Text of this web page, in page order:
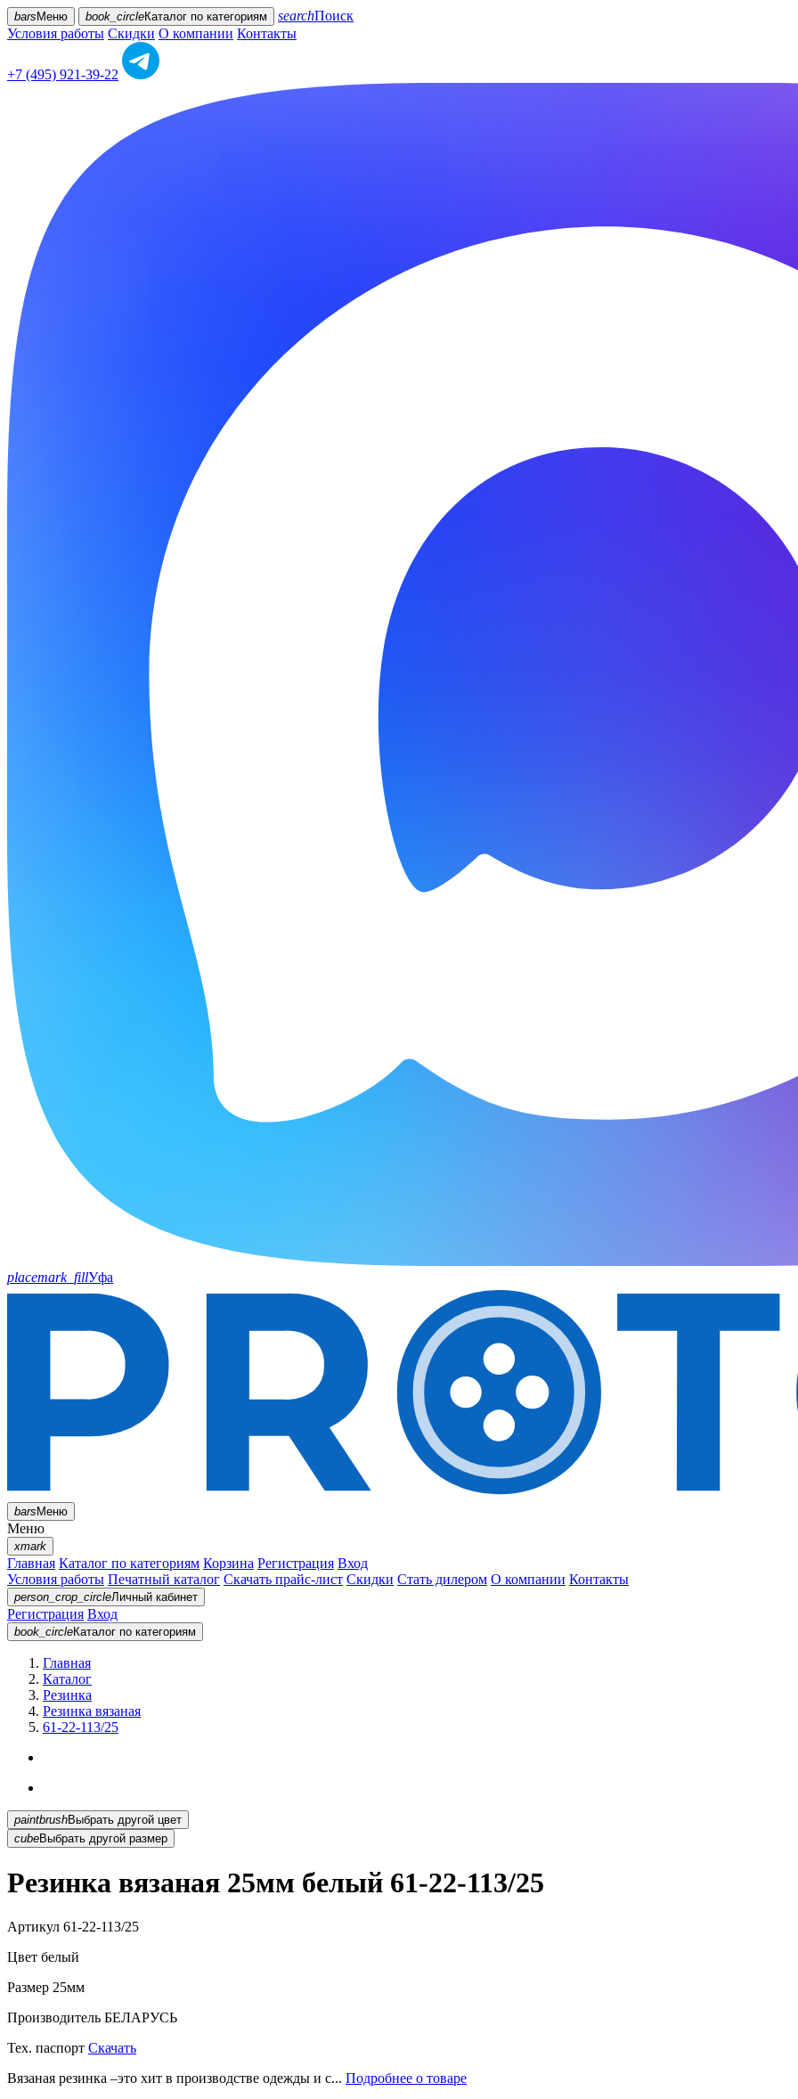
bars Меню book_circleКаталог по категориям searchПоиск
Условия работы Скидки О компании Контакты
+7 (495) 921-39-22
placemark_fillУфа
barsМеню
Меню
xmark
Главная Каталог по категориям Корзина Регистрация Вход
Условия работы Печатный каталог Скачать прайс-лист Скидки Стать дилером О компании Контакты
person_crop_circleЛичный кабинет
Регистрация Вход
book_circleКаталог по категориям
Главная
Каталог
Резинка
Резинка вязаная
61-22-113/25
paintbrush
Выбрать другой цвет
cubeВыбрать другой размер
Резинка вязаная 25мм белый 61-22-113/25
Артикул 61-22-113/25
Цвет белый
Размер 25мм
Производитель БЕЛАРУСЬ
Тех. паспорт Скачать
Вязаная резинка –это хит в производстве одежды и с... Подробнее о товаре